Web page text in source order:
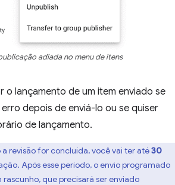
adiada no menu de itens
o lançamento de um item enviado se
depois de enviá-lo ou se quiser
de lançamento.
revisão for concluída, você vai ter até30
Após esse período, o envio programado
que precisará ser enviado